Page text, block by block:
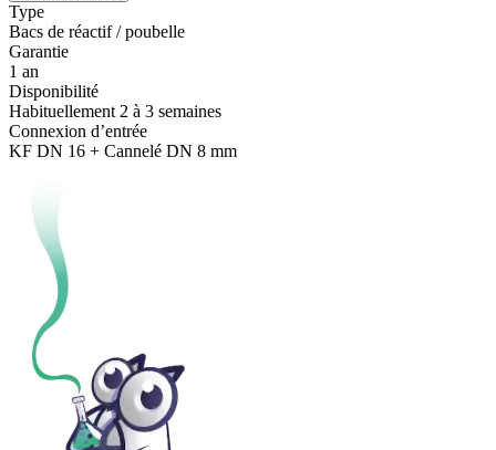
Type
Bacs de réactif / poubelle
Garantie
1 an
Disponibilité
Habituellement 2 à 3 semaines
Connexion d’entrée
KF DN 16 + Cannelé DN 8 mm